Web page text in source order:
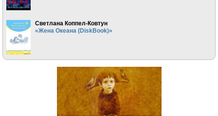
Светлана Коппел-Ковтун
«Жена Океана (DiskBook)»